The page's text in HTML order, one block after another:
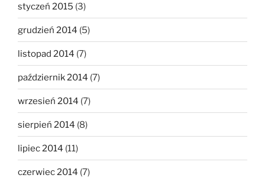
styczeń 2015 (3)
grudzień 2014 (5)
listopad 2014 (7)
październik 2014 (7)
wrzesień 2014 (7)
sierpień 2014 (8)
lipiec 2014 (11)
czerwiec 2014 (7)